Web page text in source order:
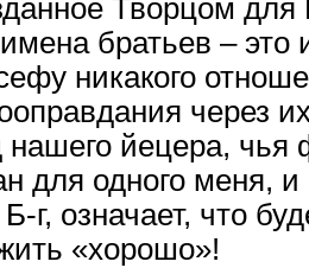
Творцом
братьев –
никакого
через
йецера, чья
для одного меня,
г, означает, что
«хорошо»!